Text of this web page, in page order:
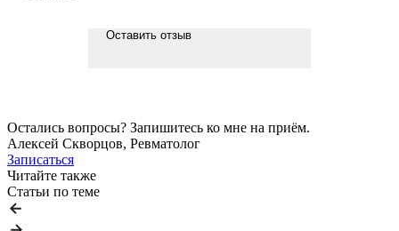
Оставить отзыв
Остались вопросы? Запишитесь ко мне на приём.
Алексей Скворцов, Ревматолог
Записаться
Читайте также
Статьи по теме